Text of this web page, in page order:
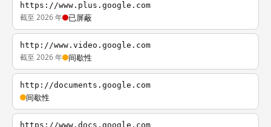
https://www.plus.google.com
截至 2026 年 已屏蔽
http://www.video.google.com
截至 2026 年 间歇性
http://documents.google.com
间歇性
https://www.docs.google.com